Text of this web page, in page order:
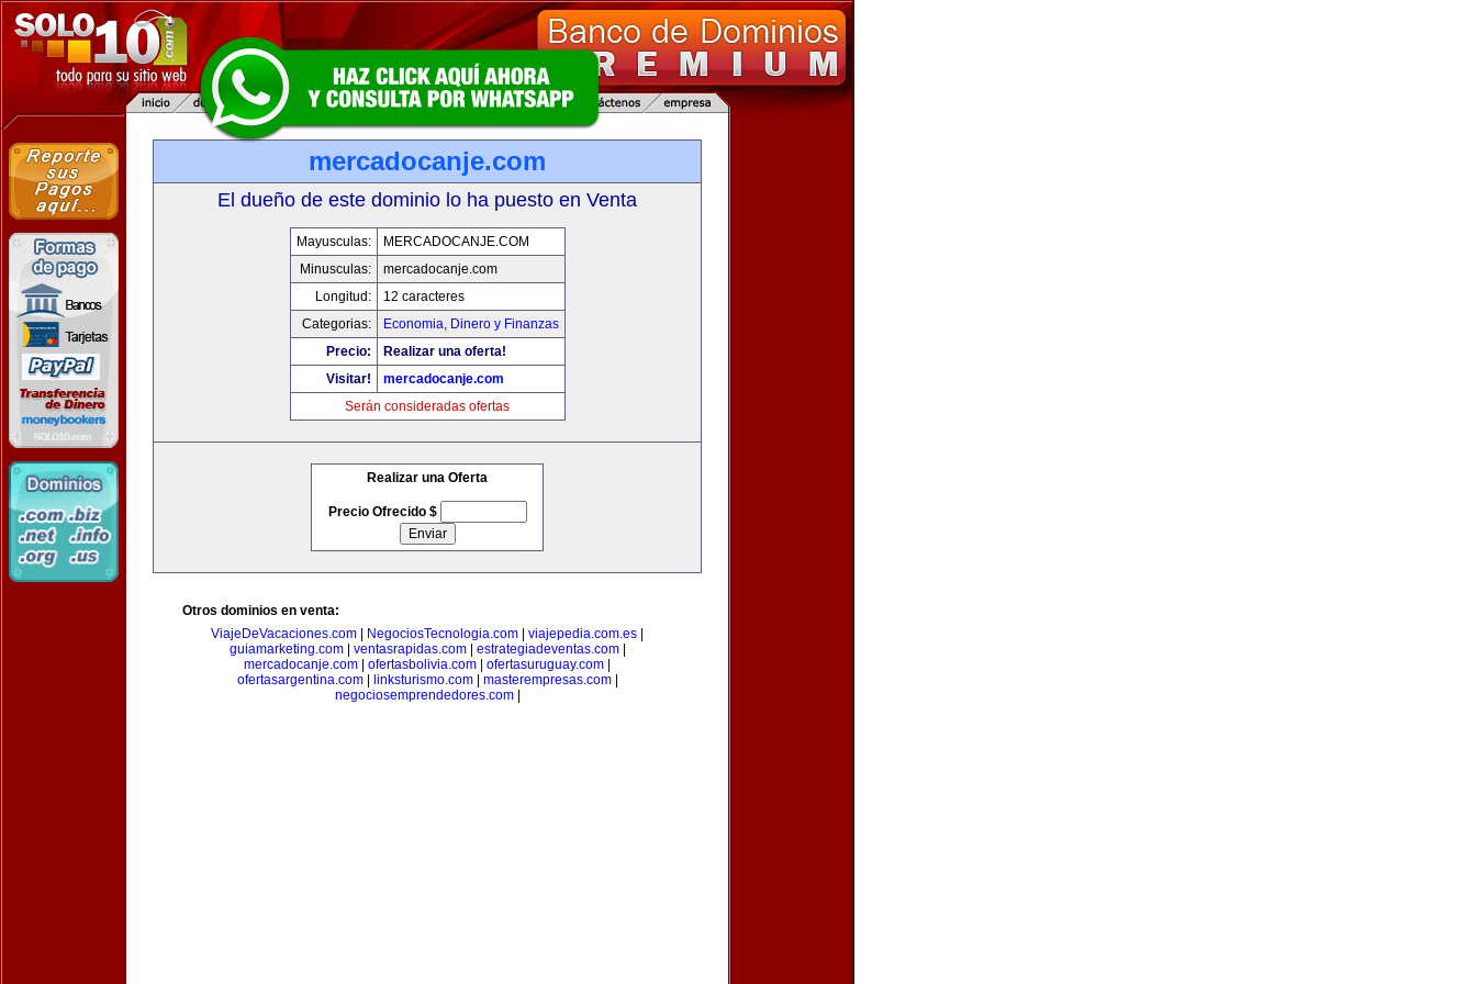
mercadocanje.com
El dueño de este dominio lo ha puesto en Venta
Mayusculas:
MERCADOCANJE.COM
Minusculas:
mercadocanje.com
Longitud:
12 caracteres
Categorias:
Economia, Dinero y Finanzas
Precio:
Realizar una oferta!
Visitar!
mercadocanje.com
Serán consideradas ofertas
Realizar una Oferta
Precio Ofrecido $
Otros dominios en venta:
ViajeDeVacaciones.com
NegociosTecnologia.com viajepedia.com.es
guiamarketing.com| ventasrapidas.com| estrategiadeventas.com|
mercadocanje.com
ofertasbolivia.com ofertasuruguay.com
ofertasargentina.com| linksturismo.com| masterempresas.com|
negociosemprendedores.com|